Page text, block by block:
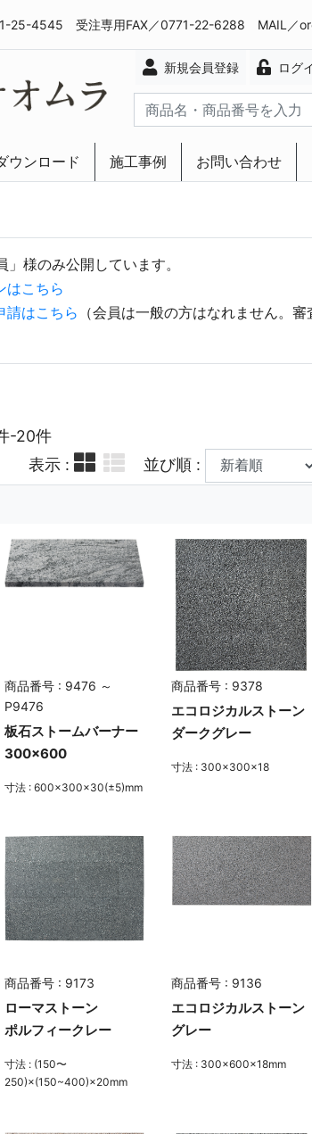
25-4545 受注専用FAX／0771-22-6288 MAIL／
新規会員登録 ログ
ウンロード 施工事例 お問い合わせ
様のみ公開しています。
はこちら
請はこちら （会員は一般の方はなれません。
-20件
表示 :
並び順 :
商品番号 : 9476 ～
P9476
板石ストームバーナー
300×600
寸法 : 600×300×30(±5)mm
商品番号 : 9378
エコロジカルストーン
ダークグレー
寸法 : 300×300×18
商品番号 : 9173
ローマストーン
ポルフィークレー
寸法 : (150〜
250)×(150~400)×20mm
商品番号 : 9136
エコロジカルストーン
グレー
寸法 : 300×600×18mm